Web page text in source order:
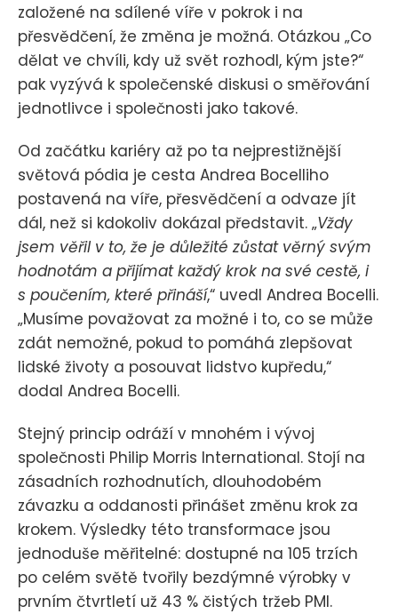
založené na sdílené víře v pokrok i na
přesvědčení, že změna je možná. Otázkou „Co
dělat ve chvíli, kdy už svět rozhodl, kým jste?“
pak vyzývá k společenské diskusi o směřování
jednotlivce i společnosti jako takové.
Od začátku kariéry až po ta nejprestižnější
světová pódia je cesta Andrea Bocelliho
postavená na víře, přesvědčení a odvaze jít
dál, než si kdokoliv dokázal představit. „Vždy
jsem věřil v to, že je důležité zůstat věrný svým
hodnotám a přijímat každý krok na své cestě, i
s poučením, které přináší,“ uvedl Andrea Bocelli.
„Musíme považovat za možné i to, co se může
zdát nemožné, pokud to pomáhá zlepšovat
lidské životy a posouvat lidstvo kupředu,“
dodal Andrea Bocelli.
Stejný princip odráží v mnohém i vývoj
společnosti Philip Morris International. Stojí na
zásadních rozhodnutích, dlouhodobém
závazku a oddanosti přinášet změnu krok za
krokem. Výsledky této transformace jsou
jednoduše měřitelné: dostupné na 105 trzích
po celém světě tvořily bezdýmné výrobky v
prvním čtvrtletí už 43 % čistých tržeb PMI.